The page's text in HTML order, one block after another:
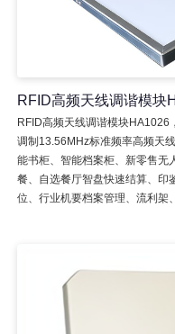
RFID高频天线调谐模块
RFID高频天线调谐模块HA1026
调制13.56MHz标准频率高频天
能书柜、智能档案柜、新零售无
餐、自选餐厅智盘快速结算、印
位、行业机要档案管理、流利架